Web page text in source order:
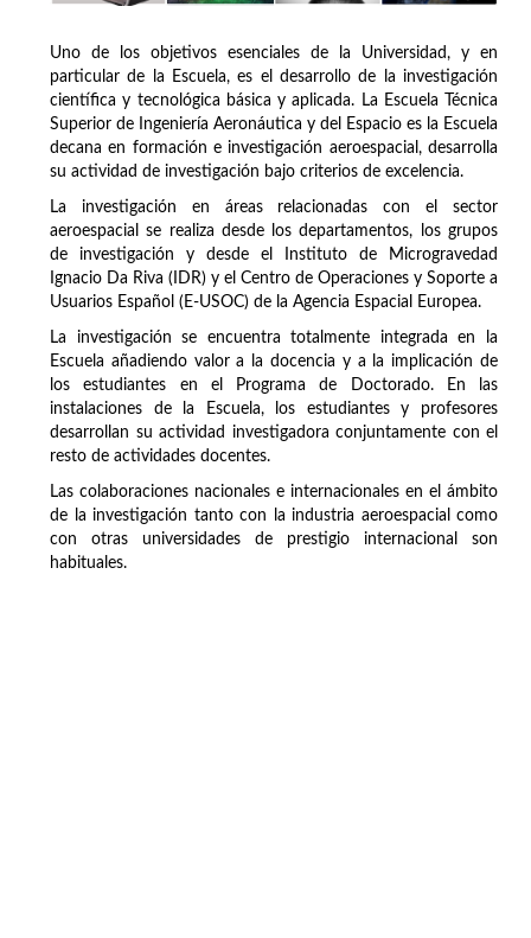
Uno de los objetivos esenciales de la Universidad, y en
particular de la Escuela, es el desarrollo de la investigación
científica y tecnológica básica y aplicada. La Escuela Técnica
Superior de Ingeniería Aeronáutica y del Espacio es la Escuela
decana en formación e investigación aeroespacial, desarrolla
su actividad de investigación bajo criterios de excelencia.
La investigación en áreas relacionadas con el sector
aeroespacial se realiza desde los departamentos, los grupos
de investigación y desde el Instituto de Microgravedad
Ignacio Da Riva (IDR) y el Centro de Operaciones y Soporte a
Usuarios Español (E-USOC) de la Agencia Espacial Europea.
La investigación se encuentra totalmente integrada en la
Escuela añadiendo valor a la docencia y a la implicación de
los estudiantes en el Programa de Doctorado. En las
instalaciones de la Escuela, los estudiantes y profesores
desarrollan su actividad investigadora conjuntamente con el
resto de actividades docentes.
Las colaboraciones nacionales e internacionales en el ámbito
de la investigación tanto con la industria aeroespacial como
con otras universidades de prestigio internacional son
habituales.